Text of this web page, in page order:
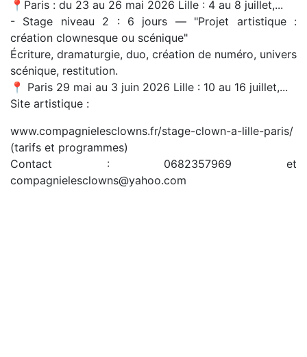
📍Paris : du 23 au 26 mai 2026 Lille : 4 au 8 juillet,...
- Stage niveau 2 : 6 jours — "Projet artistique :
création clownesque ou scénique"
Écriture, dramaturgie, duo, création de numéro, univers
scénique, restitution.
📍 Paris 29 mai au 3 juin 2026 Lille : 10 au 16 juillet,...
Site artistique :
www.compagnielesclowns.fr/stage-clown-a-lille-paris/
(tarifs et programmes)
Contact : 0682357969 et
compagnielesclowns@yahoo.com